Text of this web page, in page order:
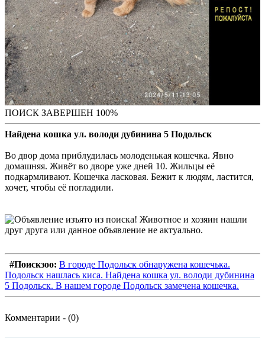
ПОИСК ЗАВЕРШЕН 100%
Найдена кошка ул. володи дубинина 5 Подольск
Во двор дома приблудилась молоденькая кошечка. Явно
домашняя. Живёт во дворе уже дней 10. Жильцы её
подкармливают. Кошечка ласковая. Бежит к людям, ластится,
хочет, чтобы её погладили.
#Поискзоо: В городе Подольск обнаружена кошечька.
Подольск нашлась киса. Найдена кошка ул. володи дубинина
5 Подольск. В нашем городе Подольск замечена кошечка.
Комментарии - (0)